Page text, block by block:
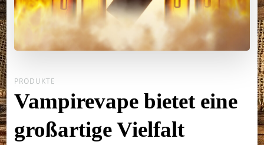
PRODUKTE
Vampirevape bietet eine
großartige Vielfalt